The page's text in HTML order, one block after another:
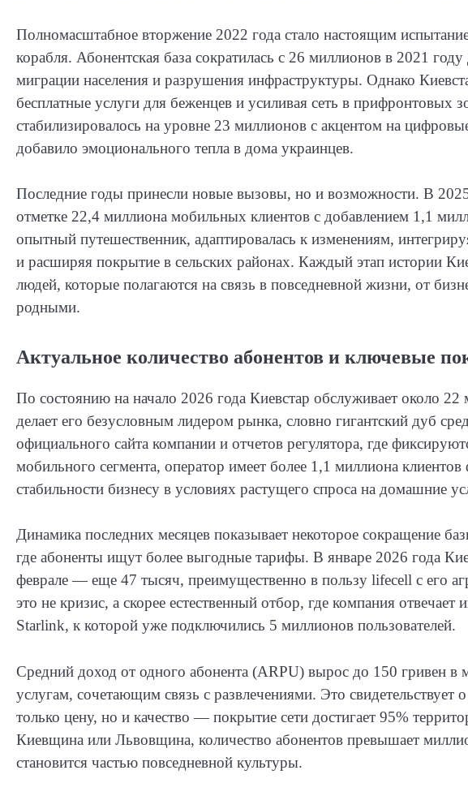
Полномасштабное вторжение 2022 года стало настоящим
корабля. Абонентская база сократилась с 26 миллионов в 2021
миграции населения и разрушения инфраструктуры. Однако
бесплатные услуги для беженцев и усиливая сеть в прифронтовых
стабилизировалось на уровне 23 миллионов с акцентом на
добавило эмоционального тепла в дома украинцев.
Последние годы принесли новые вызовы, но и возможности. В 2025
отметке 22,4 миллиона мобильных клиентов с добавлением 1,1
опытный путешественник, адаптировалась к изменениям,
и расширяя покрытие в сельских районах. Каждый этап истории
людей, которые полагаются на связь в повседневной жизни, от
родными.
Актуальное количество абонентов и ключевые
По состоянию на начало 2026 года Киевстар обслуживает около
делает его безусловным лидером рынка, словно гигантский дуб
официального сайта компании и отчетов регулятора, где
мобильного сегмента, оператор имеет более 1,1 миллиона
стабильности бизнесу в условиях растущего спроса на домашние
Динамика последних месяцев показывает некоторое сокращение
где абоненты ищут более выгодные тарифы. В январе 2026 года
феврале — еще 47 тысяч, преимущественно в пользу lifecell с его
это не кризис, а скорее естественный отбор, где компания
Starlink, к которой уже подключились 5 миллионов пользователей.
Средний доход от одного абонента (ARPU) вырос до 150 гривен в
услугам, сочетающим связь с развлечениями. Это свидетельствует
только цену, но и качество — покрытие сети достигает 95%
Киевщина или Львовщина, количество абонентов превышает
становится частью повседневной культуры.